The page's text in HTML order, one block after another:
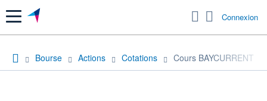
Menu Connexion
Bourse Actions Cotations Cours BAYCURRENT